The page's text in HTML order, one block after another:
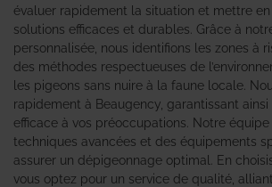
évaluer rapidement la situation et mettre
solutions efficaces et durables. Grâce à
personnalisée, nous identifions les zones à
des méthodes respectueuses de
les pigeons sans nuire à la faune locale.
rapidement à Beaugency, garantissant ainsi
efficace à vos préoccupations. Notre
techniques avancées et des équipements
assurer un dépigeonnage optimal. En
vous optez pour un service de qualité,